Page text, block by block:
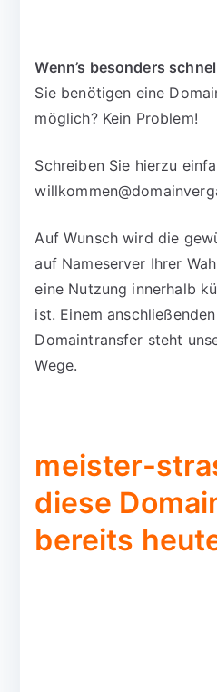
Wenn’s besonders
Sie benötigen eine
möglich? Kein Problem!
Schreiben Sie hierzu
Auf Wunsch wird die
auf Nameserver Ihrer
eine Nutzung innerhalb
ist. Einem
Domaintransfer steht
Wege.
meister-
diese
bereits